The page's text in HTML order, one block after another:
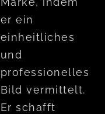
er ein
einheitliches
und
professionelles
Bild vermittelt.
Er schafft